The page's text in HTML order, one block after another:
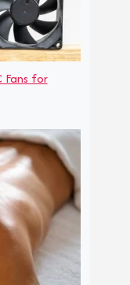
Fans for